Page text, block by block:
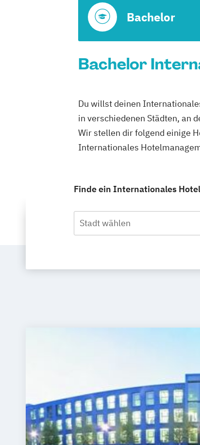
Bachelor
Bachelor
Du willst deinen
in verschiedenen Städten, an
Wir stellen dir folgend einige
Internationales
Finde ein Internationales
Stadt wählen